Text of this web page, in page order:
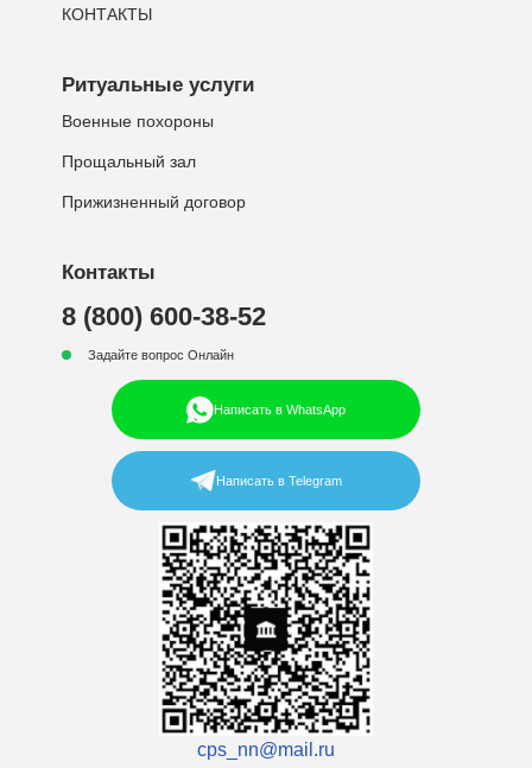
КОНТАКТЫ
Ритуальные услуги
Военные похороны
Прощальный зал
Прижизненный договор
Контакты
8 (800) 600-38-52
Задайте вопрос Онлайн
Написать в WhatsApp
Написать в Telegram
cps_nn@mail.ru